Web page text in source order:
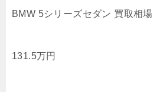
BMW 5シリーズセダン 買取相場
131.5万円